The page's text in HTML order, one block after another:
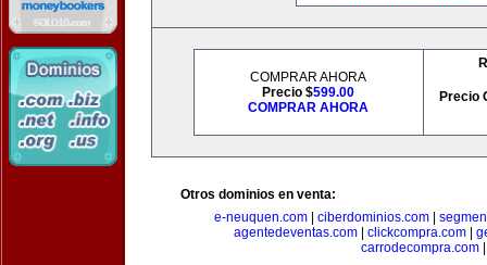
COMPRAR AHORA
Precio $599.00
COMPRAR AHORA
Precio
Otros dominios en venta:
e-neuquen.com
ciberdominios.com
agentedeventas.com| clickcompra.com|
carrodecompra.com|